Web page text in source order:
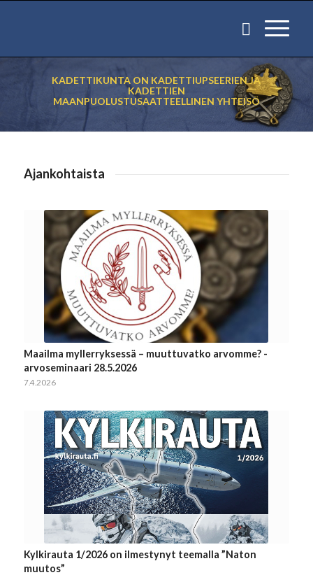
KADETTIKUNTA ON KADETTIUPSEERIEN JA
KADETTIEN
MAANPUOLUSTUSAATTEELLINEN YHTEISÖ
Ajankohtaista
Maailma myllerryksessä – muuttuvatko arvomme? -
arvoseminaari 28.5.2026
7.4.2026
Kylkirauta 1/2026 on ilmestynyt teemalla ”Naton
muutos”